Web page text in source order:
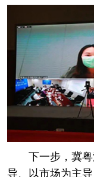
下一步，冀
导、以市场为主